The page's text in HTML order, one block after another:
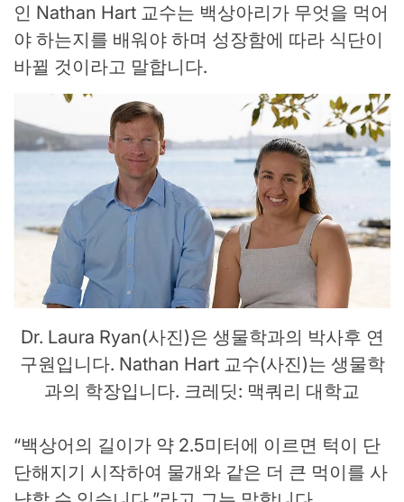
인 Nathan Hart 교수는 백상아리가 무엇을 먹어
야 하는지를 배워야 하며 성장함에 따라 식단이
바뀔 것이라고 말합니다.
Dr. Laura Ryan(사진)은 생물학과의 박사후 연
구원입니다. Nathan Hart 교수(사진)는 생물학
과의 학장입니다. 크레딧: 맥쿼리 대학교
“백상어의 길이가 약 2.5미터에 이르면 턱이 단
단해지기 시작하여 물개와 같은 더 큰 먹이를 사